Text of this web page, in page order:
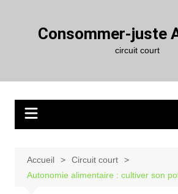
Consommer-juste
circuit court
Accueil
Circuit court
Autonomie alimentaire : cultiver son